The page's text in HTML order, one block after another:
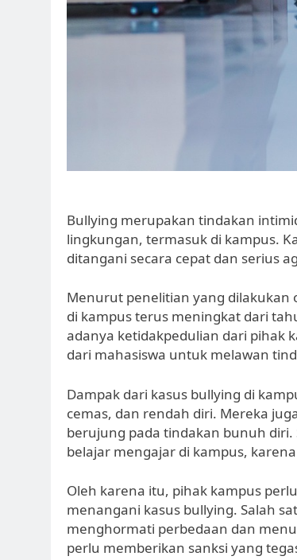
Bullying merupakan tindakan
lingkungan, termasuk di kampus.
ditangani secara cepat dan serius
Menurut penelitian yang dilakukan
di kampus terus meningkat dari
adanya ketidakpedulian dari pihak
dari mahasiswa untuk melawan
Dampak dari kasus bullying di
cemas, dan rendah diri. Mereka
berujung pada tindakan bunuh
belajar mengajar di kampus,
Oleh karena itu, pihak kampus
menangani kasus bullying. Salah
menghormati perbedaan dan
perlu memberikan sanksi yang